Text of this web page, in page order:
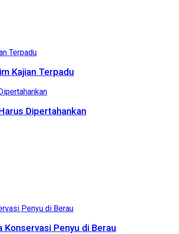
Kajian Terpadu
Dipertahankan
Penyu di Berau